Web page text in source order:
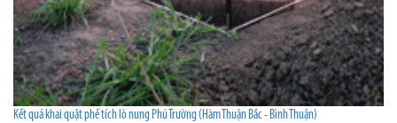
Kết quả khai quật phế tích lò nung Phú Trường (Hàm Thuận Bắc - Bình Thuận)